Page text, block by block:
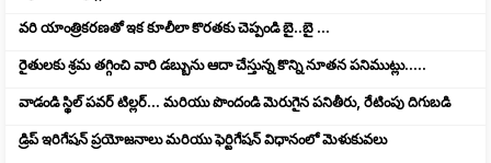
వరి యాంత్రికరణతో ఇక కూలీలా కొరతకు చెప్పండి బై..బై ...
రైతులకు శ్రమ తగ్గించి వారి డబ్బును ఆదా చేస్తున్న కొన్ని నూతన పనిముట్లు.....
వాడండి స్థిల్ పవర్ టిల్లర్... మరియు పొందండి మెరుగైన పనితీరు, రేటింపు దిగుబడి
డ్రిప్ ఇరిగేషన్ ప్రయోజనాలు మరియు ఫెర్టిగేషన్ విధానంలో మెళుకువలు